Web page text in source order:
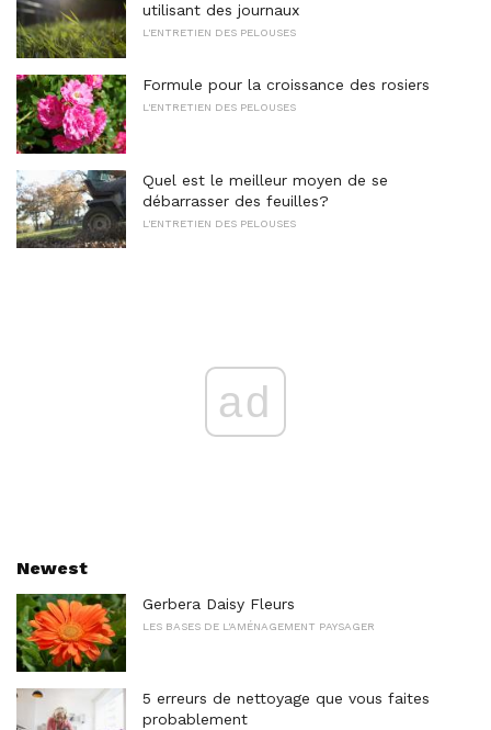
utilisant des journaux
L'ENTRETIEN DES PELOUSES
Formule pour la croissance des rosiers
L'ENTRETIEN DES PELOUSES
Quel est le meilleur moyen de se
débarrasser des feuilles?
L'ENTRETIEN DES PELOUSES
ad
Newest
Gerbera Daisy Fleurs
LES BASES DE L'AMÉNAGEMENT PAYSAGER
5 erreurs de nettoyage que vous faites
probablement